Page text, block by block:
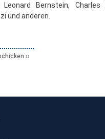
Leonard Bernstein,
und anderen.